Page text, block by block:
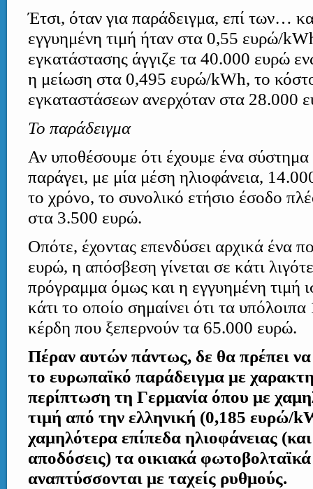
Έτσι, όταν για παράδειγμα, επί των…
εγγυημένη τιμή ήταν στα 0,55 ευρώ/
εγκατάστασης άγγιζε τα 40.000 ευρώ
η μείωση στα 0,495 ευρώ/kWh, το
εγκαταστάσεων ανερχόταν στα 28.000
Το παράδειγμα
Αν υποθέσουμε ότι έχουμε ένα
παράγει, με μία μέση ηλιοφάνεια,
το χρόνο, το συνολικό ετήσιο έσοδο
στα 3.500 ευρώ.
Οπότε, έχοντας επενδύσει αρχικά ένα
ευρώ, η απόσβεση γίνεται σε κάτι
πρόγραμμα όμως και η εγγυημένη τιμή
κάτι το οποίο σημαίνει ότι τα
κέρδη που ξεπερνούν τα 65.000 ευρώ.
Πέραν αυτών πάντως, δε θα πρέπει
το ευρωπαϊκό παράδειγμα με
περίπτωση τη Γερμανία όπου με
τιμή από την ελληνική (0,185 ευρώ/
χαμηλότερα επίπεδα ηλιοφάνειας
αποδόσεις) τα οικιακά φωτοβολταϊκά
αναπτύσσονται με ταχείς ρυθμούς.